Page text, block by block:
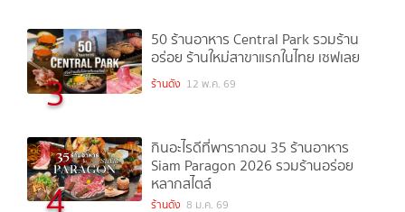
3
50 ร้านอาหาร Central Park รวมร้าน
อร่อย ร้านใหม่สาขาแรกในไทย เซฟเลย
ร้านดัง 12 พ.ค. 69
4
กินอะไรดีที่พารากอน 35 ร้านอาหาร
Siam Paragon 2026 รวมร้านอร่อย
หลากสไตล์
ร้านดัง 8 ม.ค. 69